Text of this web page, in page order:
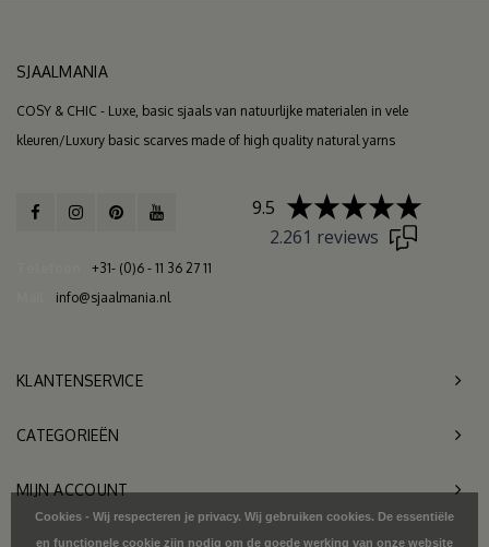
SJAALMANIA
COSY & CHIC - Luxe, basic sjaals van natuurlijke materialen in vele
kleuren/Luxury basic scarves made of high quality natural yarns
+31- (0)6 - 11 36 27 11
info@sjaalmania.nl
9.5
2.261 reviews
KLANTENSERVICE
CATEGORIEËN
MIJN ACCOUNT
Cookies - Wij respecteren je privacy. Wij gebruiken cookies. De essentiële
en functionele cookie zijn nodig om de goede werking van onze website